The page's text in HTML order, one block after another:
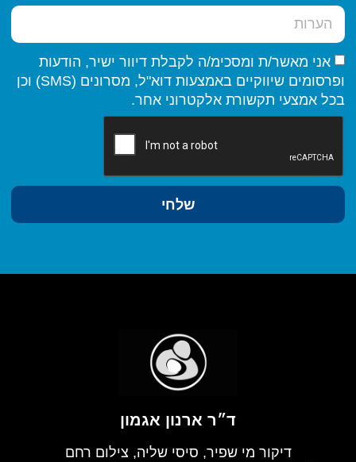
אני מאשר/ת ומסכימ/ה לקבלת דיוור ישיר, הודעות
ופרסומים שיווקיים באמצעות דוא"ל, מסרונים (SMS) וכן
בכל אמצעי תקשורת אלקטרוני אחר.
שלחי
ד״ר ארנון אגמון
דיקור מי שפיר, סיסי שליה, צילום רחם